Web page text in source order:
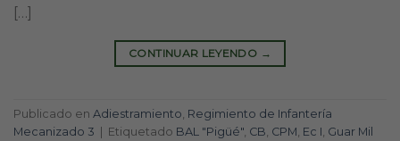
[…]
CONTINUAR LEYENDO →
Publicado en Adiestramiento, Regimiento de Infantería
Mecanizado 3
Etiquetado BAL "Pigüé", CB, CPM, Ec I, Guar Mil